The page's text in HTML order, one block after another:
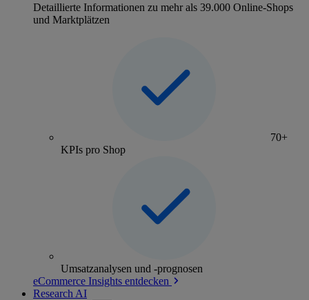
Detaillierte Informationen zu mehr als 39.000 Online-Shops
und Marktplätzen
70+
KPIs pro Shop
Umsatzanalysen und -prognosen
eCommerce Insights entdecken
Research AI